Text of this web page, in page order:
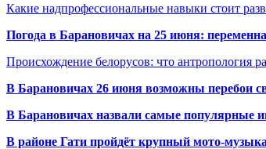
Какие надпрофессиональные навыки стоит
Погода в Барановичах на 25 июня:
Происхождение белорусов: что антропология
В Барановичах 26 июня возможны перебои
В Барановичах назвали самые популярные
В районе Гати пройдёт крупный мото-